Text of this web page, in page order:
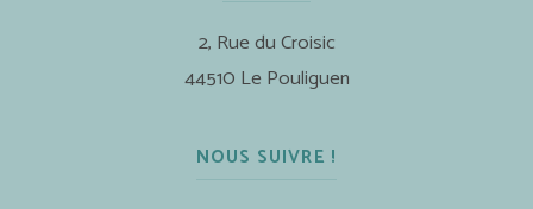
2, Rue du Croisic
44510 Le Pouliguen
NOUS SUIVRE !